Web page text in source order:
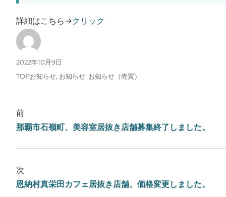
詳細はこちら→クリック
投稿者
投稿日:
2022年10月9日
カテゴリー
TOPお知らせ, お知らせ, お知らせ（売買）
前
那覇市石嶺町、美容室居抜き店舗募集終了しました。
次
恩納村真栄田カフェ居抜き店舗、価格変更しました。